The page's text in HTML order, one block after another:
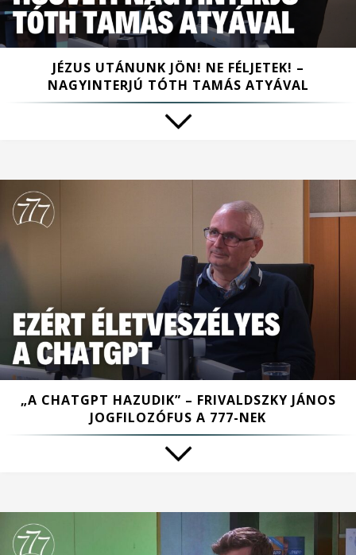
JÉZUS UTÁNUNK JÖN! NE FÉLJETEK! –
NAGYINTERJÚ TÓTH TAMÁS ATYÁVAL
„A CHATGPT HAZUDIK” – FRIVALDSZKY JÁNOS
JOGFILOZÓFUS A 777-NEK